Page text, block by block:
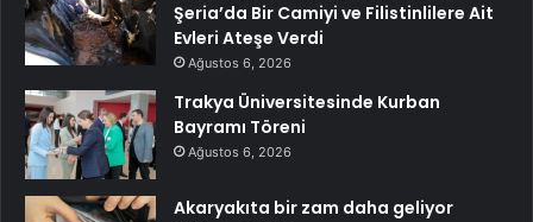
Şeria’da Bir Camiyi ve Filistinlilere Ait
Evleri Ateşe Verdi
Ağustos 6, 2026
Trakya Üniversitesinde Kurban
Bayramı Töreni
Ağustos 6, 2026
Akaryakıta bir zam daha geliyor